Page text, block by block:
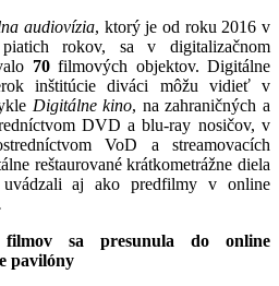
audiovízia, ktorý je od roku 2016 v
rokov, sa v digitalizačnom
70filmových objektov. Digitálne
inštitúcie diváci môžu vidieť v
Digitálne kino, na zahraničných a
DVD a blu-ray nosičov, v
VoD a streamovacích
reštaurované krátkometrážne diela
aj ako predfilmy v online
filmov sa presunula do online
pavilóny